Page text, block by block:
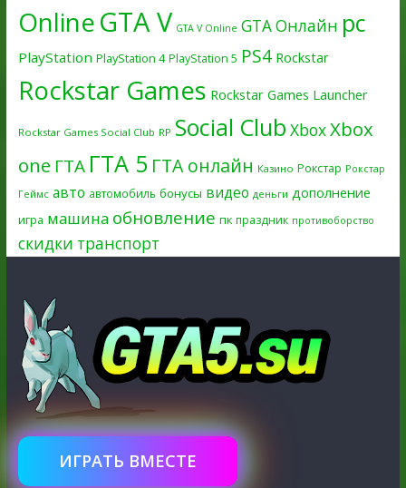
OnlineGTA V GTA V Online GTA Онлайн pc
PlayStation PlayStation 4 PlayStation 5 PS4 Rockstar
Rockstar Games Rockstar Games Launcher
Rockstar Games Social Club RP Social Club XboxXbox
one ГТА ГТА 5 ГТА онлайн Казино Рокстар Рокстар
Геймс авто автомобиль бонусы видео деньги дополнение
игра машина обновление пк праздник противоборство
скидки транспорт
ИГРАТЬ ВМЕСТЕ